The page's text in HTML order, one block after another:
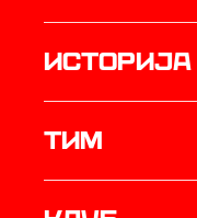
историја
ТИМ